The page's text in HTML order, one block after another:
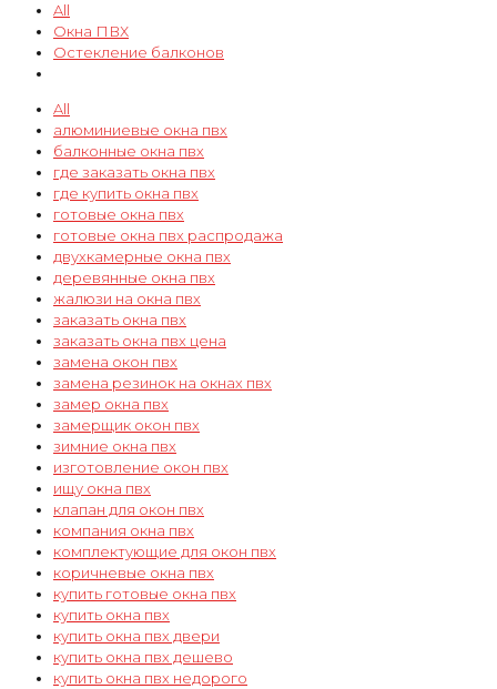
All
Окна ПВХ
Остекление балконов
All
алюминиевые окна пвх
балконные окна пвх
где заказать окна пвх
где купить окна пвх
готовые окна пвх
готовые окна пвх распродажа
двухкамерные окна пвх
деревянные окна пвх
жалюзи на окна пвх
заказать окна пвх
заказать окна пвх цена
замена окон пвх
замена резинок на окнах пвх
замер окна пвх
замерщик окон пвх
зимние окна пвх
изготовление окон пвх
ищу окна пвх
клапан для окон пвх
компания окна пвх
комплектующие для окон пвх
коричневые окна пвх
купить готовые окна пвх
купить окна пвх
купить окна пвх двери
купить окна пвх дешево
купить окна пвх недорого